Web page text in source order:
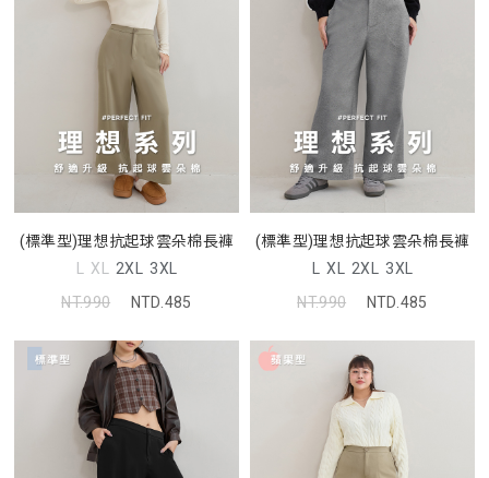
(標準型)理想抗起球雲朵棉長褲
L XL 2XL 3XL
NT.990
NTD.485
(標準型)理想抗起球雲朵棉長褲
L XL 2XL 3XL
NT.990
NTD.485